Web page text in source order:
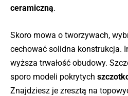
ceramiczną.
Skoro mowa o tworzywach,
cechować solidna konstrukcja.
wyższa trwałość obudowy.
sporo modeli pokrytych
Znajdziesz je zresztą na